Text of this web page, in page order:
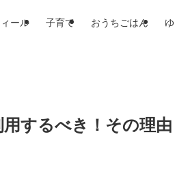
ール 子育て おうちごはん
するべき！その理由